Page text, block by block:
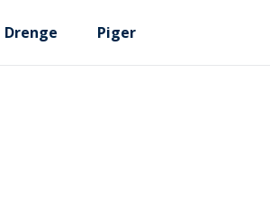
Drenge Piger